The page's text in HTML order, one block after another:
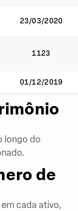
23/03/2020
1123
01/12/2019
longo do
de
cada ativo,